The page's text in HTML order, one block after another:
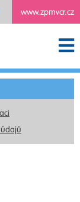
www.zpmvcr.cz